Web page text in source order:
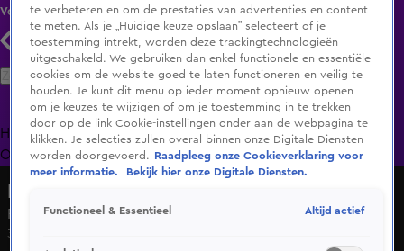
Volg KIJK
Zoeken
HomeUitzending Gemist Programma's De Bondgenoten
OranjezomerLivestreamsShop
Plan B voor Roma?
30 mei 2025, 15:22
te verbeteren en om de prestaties van advertenties en content
te meten. Als je „Huidige keuze opslaan” selecteert of je
toestemming intrekt, worden deze trackingtechnologieën
uitgeschakeld. We gebruiken dan enkel functionele en essentiële
cookies om de website goed te laten functioneren en veilig te
houden. Je kunt dit menu op ieder moment opnieuw openen
om je keuzes te wijzigen of om je toestemming in te trekken
door op de link Cookie-instellingen onder aan de webpagina te
klikken. Je selecties zullen overal binnen onze Digitale Diensten
worden doorgevoerd.
Raadpleeg onze Cookieverklaring voor
meer informatie.
Bekijk hier onze Digitale Diensten.
Functioneel & Essentieel Altijd actief